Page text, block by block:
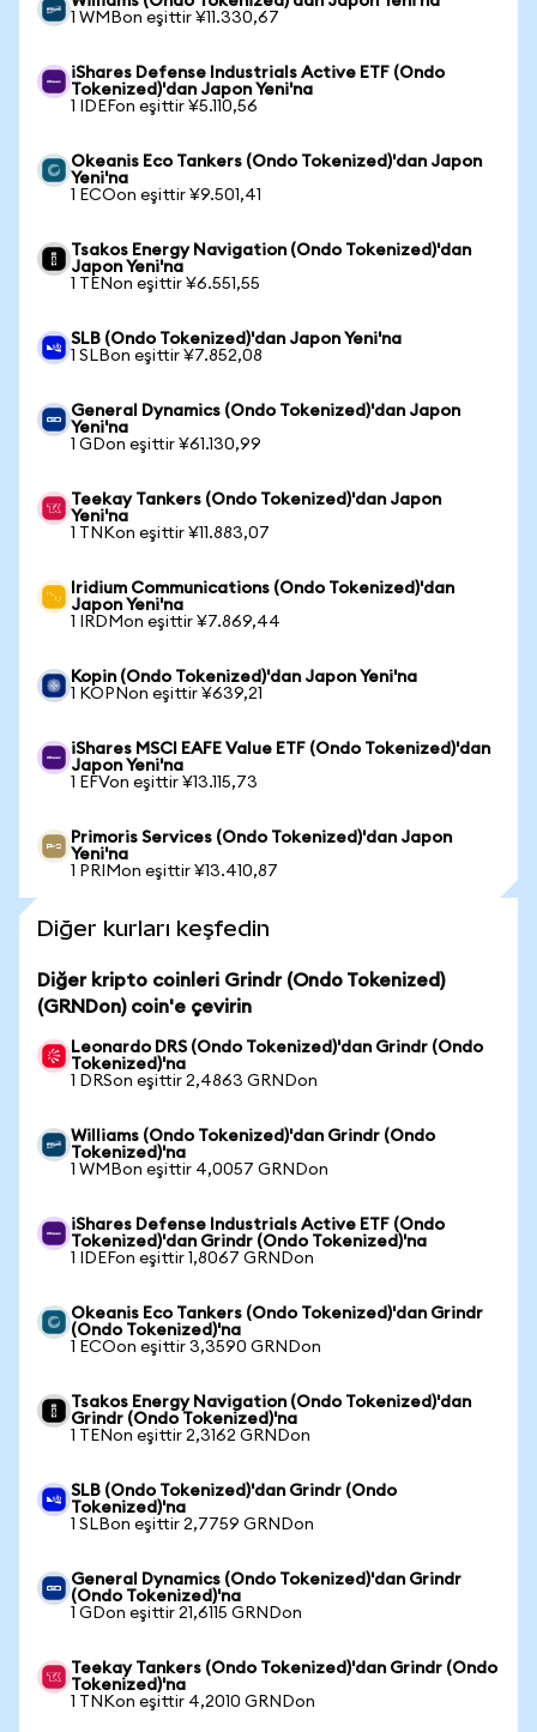
1 WMBon eşittir ¥11.330,67
iShares Defense Industrials Active ETF (Ondo
Tokenized)'dan Japon Yeni'na
1 IDEFon eşittir ¥5.110,56
Okeanis Eco Tankers (Ondo Tokenized)'dan Japon
Yeni'na
1 ECOon eşittir ¥9.501,41
Tsakos Energy Navigation (Ondo Tokenized)'dan
Japon Yeni'na
1 TENon eşittir ¥6.551,55
SLB (Ondo Tokenized)'dan Japon Yeni'na
1 SLBon eşittir ¥7.852,08
General Dynamics (Ondo Tokenized)'dan Japon
Yeni'na
1 GDon eşittir ¥61.130,99
Teekay Tankers (Ondo Tokenized)'dan Japon
Yeni'na
1 TNKon eşittir ¥11.883,07
Iridium Communications (Ondo Tokenized)'dan
Japon Yeni'na
1 IRDMon eşittir ¥7.869,44
Kopin (Ondo Tokenized)'dan Japon Yeni'na
1 KOPNon eşittir ¥639,21
iShares MSCI EAFE Value ETF (Ondo Tokenized)'dan
Japon Yeni'na
1 EFVon eşittir ¥13.115,73
Primoris Services (Ondo Tokenized)'dan Japon
Yeni'na
1 PRIMon eşittir ¥13.410,87
Diğer kurları keşfedin
Diğer kripto coinleri Grindr (Ondo Tokenized)
(GRNDon) coin'e çevirin
Leonardo DRS (Ondo Tokenized)'dan Grindr (Ondo
Tokenized)'na
1 DRSon eşittir 2,4863 GRNDon
Williams (Ondo Tokenized)'dan Grindr (Ondo
Tokenized)'na
1 WMBon eşittir 4,0057 GRNDon
iShares Defense Industrials Active ETF (Ondo
Tokenized)'dan Grindr (Ondo Tokenized)'na
1 IDEFon eşittir 1,8067 GRNDon
Okeanis Eco Tankers (Ondo Tokenized)'dan Grindr
(Ondo Tokenized)'na
1 ECOon eşittir 3,3590 GRNDon
Tsakos Energy Navigation (Ondo Tokenized)'dan
Grindr (Ondo Tokenized)'na
1 TENon eşittir 2,3162 GRNDon
SLB (Ondo Tokenized)'dan Grindr (Ondo
Tokenized)'na
1 SLBon eşittir 2,7759 GRNDon
General Dynamics (Ondo Tokenized)'dan Grindr
(Ondo Tokenized)'na
1 GDon eşittir 21,6115 GRNDon
Teekay Tankers (Ondo Tokenized)'dan Grindr (Ondo
Tokenized)'na
1 TNKon eşittir 4,2010 GRNDon